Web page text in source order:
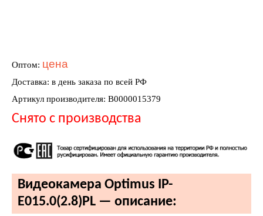
Оптом: цена
Доставка: в день заказа по всей РФ
Артикул производителя: В0000015379
Снято с производства
Видеокамера Optimus IP-
E015.0(2.8)PL — описание: